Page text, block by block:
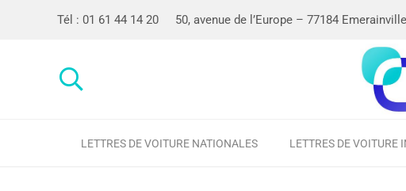
Tél : 01 61 44 14 20 50, avenue de l’Europe – 77184 Emerainville
LETTRES DE VOITURE NATIONALES LETTRES DE VOITURE